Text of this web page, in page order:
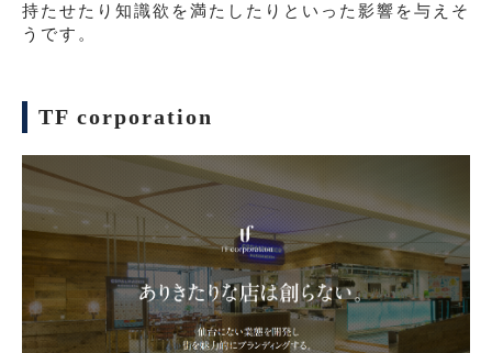
持たせたり知識欲を満たしたりといった影響を与えそ
うです。
TF corporation